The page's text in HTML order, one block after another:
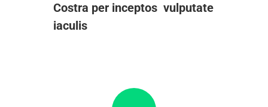
Costra per inceptos vulputate
iaculis